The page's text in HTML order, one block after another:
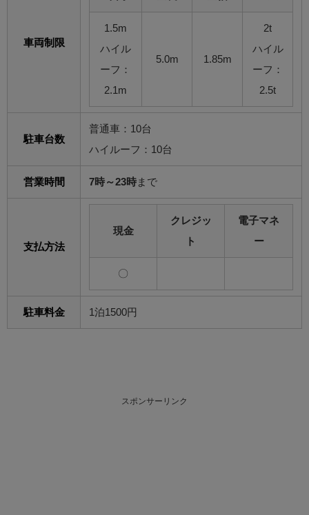
車両制限
1.5m
ハイル
ーフ：
2.1m
5.0m 1.85m
2t
ハイル
ーフ：
2.5t
駐車台数
普通車：10台
ハイルーフ：10台
営業時間 7時～23時 まで
支払方法
現金
クレジッ
ト
電子マネ
ー
〇
駐車料金 1泊1500円
スポンサーリンク